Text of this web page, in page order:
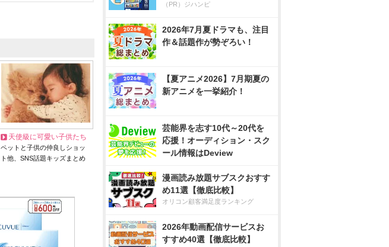
天使級に可愛い子供たち
ペットと子供の仲良しショッ
ト他、SNS話題キッズまとめ
（PR）ジハンピ
2026年7月夏ドラマも、注目
作＆話題作が勢ぞろい！
【夏アニメ2026】7月期夏の
新アニメを一挙紹介！
芸能界を志す10代～20代を
応援！オーディション・スク
ール情報はDeview
漫画読み放題サブスクおすす
め11選【徹底比較】
オリコン顧客満足度ランキング
2026年動画配信サービスお
すすめ40選【徹底比較】